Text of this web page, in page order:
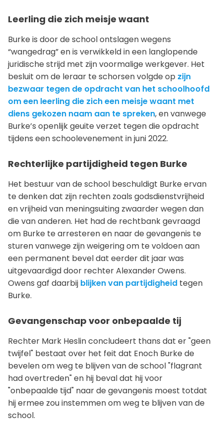
Leerling die zich meisje waant
Burke is door de school ontslagen wegens
“wangedrag” en is verwikkeld in een langlopende
juridische strijd met zijn voormalige werkgever. Het
besluit om de leraar te schorsen volgde op zijn
bezwaar tegen de opdracht van het schoolhoofd
om een leerling die zich een meisje waant met
diens gekozen naam aan te spreken, en vanwege
Burke’s openlijk geuite verzet tegen die opdracht
tijdens een schoolevenement in juni 2022.
Rechterlijke partijdigheid tegen Burke
Het bestuur van de school beschuldigt Burke ervan
te denken dat zijn rechten zoals godsdienstvrijheid
en vrijheid van meningsuiting zwaarder wegen dan
die van anderen. Het had de rechtbank gevraagd
om Burke te arresteren en naar de gevangenis te
sturen vanwege zijn weigering om te voldoen aan
een permanent bevel dat eerder dit jaar was
uitgevaardigd door rechter Alexander Owens.
Owens gaf daarbij blijken van partijdigheid tegen
Burke.
Gevangenschap voor onbepaalde tij
Rechter Mark Heslin concludeert thans dat er "geen
twijfel" bestaat over het feit dat Enoch Burke de
bevelen om weg te blijven van de school "flagrant
had overtreden" en hij beval dat hij voor
"onbepaalde tijd" naar de gevangenis moest totdat
hij ermee zou instemmen om weg te blijven van de
school.